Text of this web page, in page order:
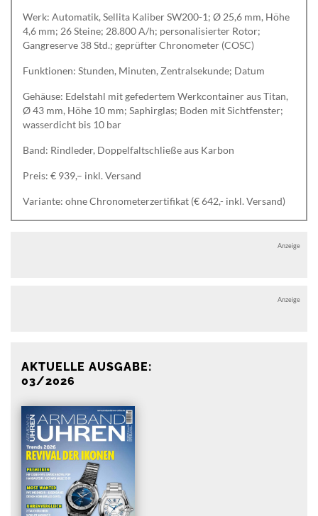
Werk: Automatik, Sellita Kaliber SW200-1; Ø 25,6 mm, Höhe
4,6 mm; 26 Steine; 28.800 A/h; personalisierter Rotor;
Gangreserve 38 Std.; geprüfter Chronometer (COSC)
Funktionen: Stunden, Minuten, Zentralsekunde; Datum
Gehäuse: Edelstahl mit gefedertem Werkcontainer aus Titan,
Ø 43 mm, Höhe 10 mm; Saphirglas; Boden mit Sichtfenster;
wasserdicht bis 10 bar
Band: Rindleder, Doppelfaltschließe aus Karbon
Preis: € 939,– inkl. Versand
Variante: ohne Chronometerzertifikat (€ 642,- inkl. Versand)
Anzeige
Anzeige
AKTUELLE AUSGABE:
03/2026